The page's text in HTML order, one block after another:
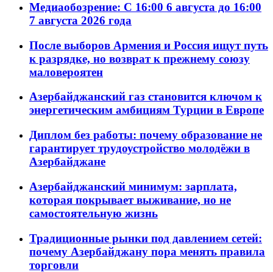
Медиаобозрение: С 16:00 6 августа до 16:00
7 августа 2026 года
После выборов Армения и Россия ищут путь
к разрядке, но возврат к прежнему союзу
маловероятен
Азербайджанский газ становится ключом к
энергетическим амбициям Турции в Европе
Диплом без работы: почему образование не
гарантирует трудоустройство молодёжи в
Азербайджане
Азербайджанский минимум: зарплата,
которая покрывает выживание, но не
самостоятельную жизнь
Традиционные рынки под давлением сетей:
почему Азербайджану пора менять правила
торговли